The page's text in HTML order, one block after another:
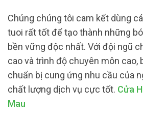
Chúng chúng tôi cam kết dùng
tuoi rất tốt để tạo thành những
bền vững độc nhất. Với đội ngũ
cao và trình độ chuyên môn cao,
chuẩn bị cung ứng nhu cầu của
chất lượng dịch vụ cực tốt. Cửa
Mau